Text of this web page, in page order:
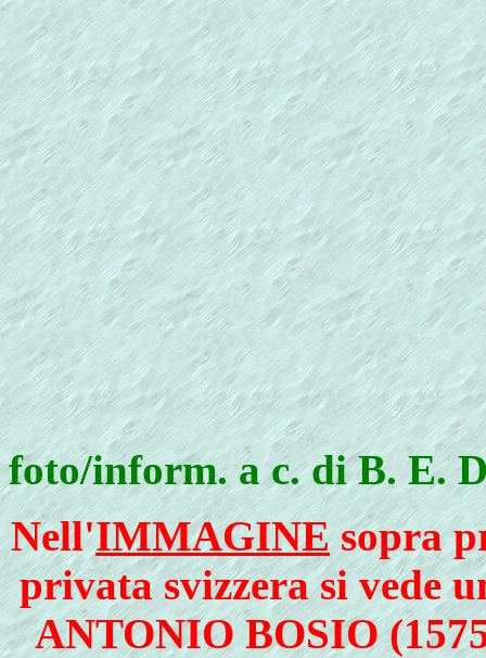
foto/inform. a c. di B. E.
Nell'IMMAGINE sopra
privata svizzera si vede
ANTONIO BOSIO